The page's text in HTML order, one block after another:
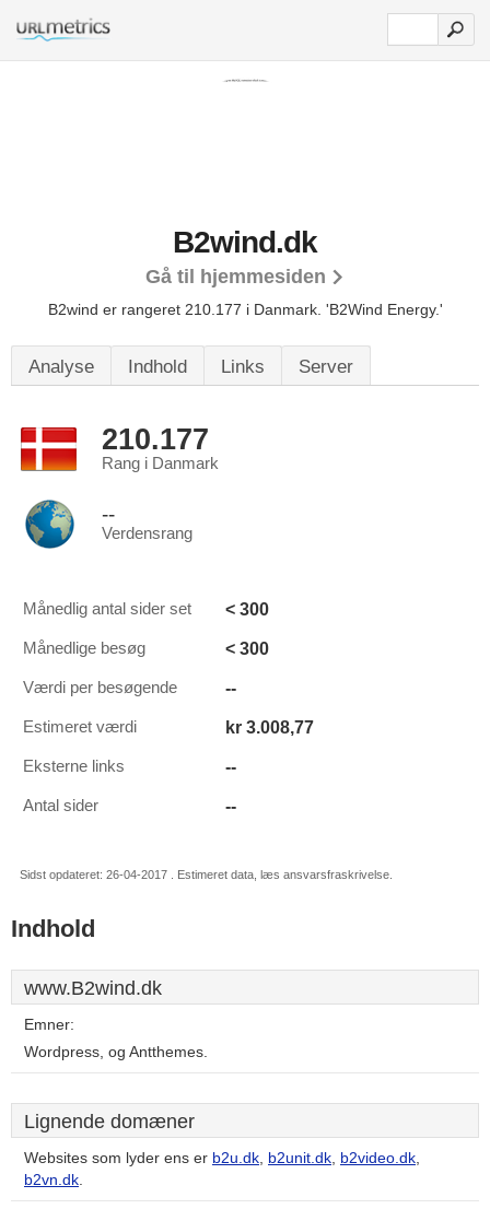
B2wind.dk
Gå til hjemmesiden
B2wind er rangeret 210.177 i Danmark. 'B2Wind Energy.'
Analyse Indhold Links Server
210.177
Rang i Danmark
--
Verdensrang
Månedlig antal sider set < 300
Månedlige besøg < 300
Værdi per besøgende --
Estimeret værdi kr 3.008,77
Eksterne links --
Antal sider --
Sidst opdateret: 26-04-2017 . Estimeret data, læs ansvarsfraskrivelse.
Indhold
www.B2wind.dk
Emner:
Wordpress, og Antthemes.
Lignende domæner
Websites som lyder ens er b2u.dk, b2unit.dk, b2video.dk,
b2vn.dk.